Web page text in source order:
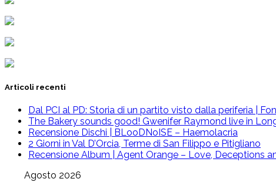
Articoli recenti
Dal PCI al PD: Storia di un partito visto dalla periferia |
The Bakery sounds good! Gwenifer Raymond live in
Recensione Dischi | BLooDNoISE – Haemolacria
2 Giorni in Val D’Orcia, Terme di San Filippo e Pitigliano
Recensione Album | Agent Orange – Love, Deceptions
Agosto 2026